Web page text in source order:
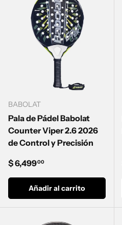
BABOLAT
Pala de Pádel Babolat
Counter Viper 2.6 2026
de Control y Precisión
Precio normal
$ 6,49900
Añadir al carrito